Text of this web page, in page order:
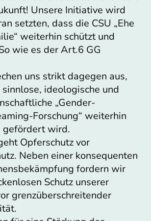
Unsere Initiative wird
setzten, dass die CSU „Ehe
weiterhin schützt und
wie es der Art.6 GG
uns strikt dagegen aus,
ideologische und
„Gender-
Forschung“ weiterhin
gefördert wird.
Opferschutz vor
Neben einer konsequenten
fordern wir
Schutz unserer
grenzüberschreitender